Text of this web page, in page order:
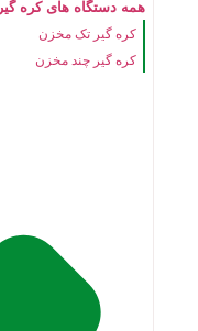
همه دستگاه های کره گیر
کره گیر تک مخزن
کره گیر چند مخزن